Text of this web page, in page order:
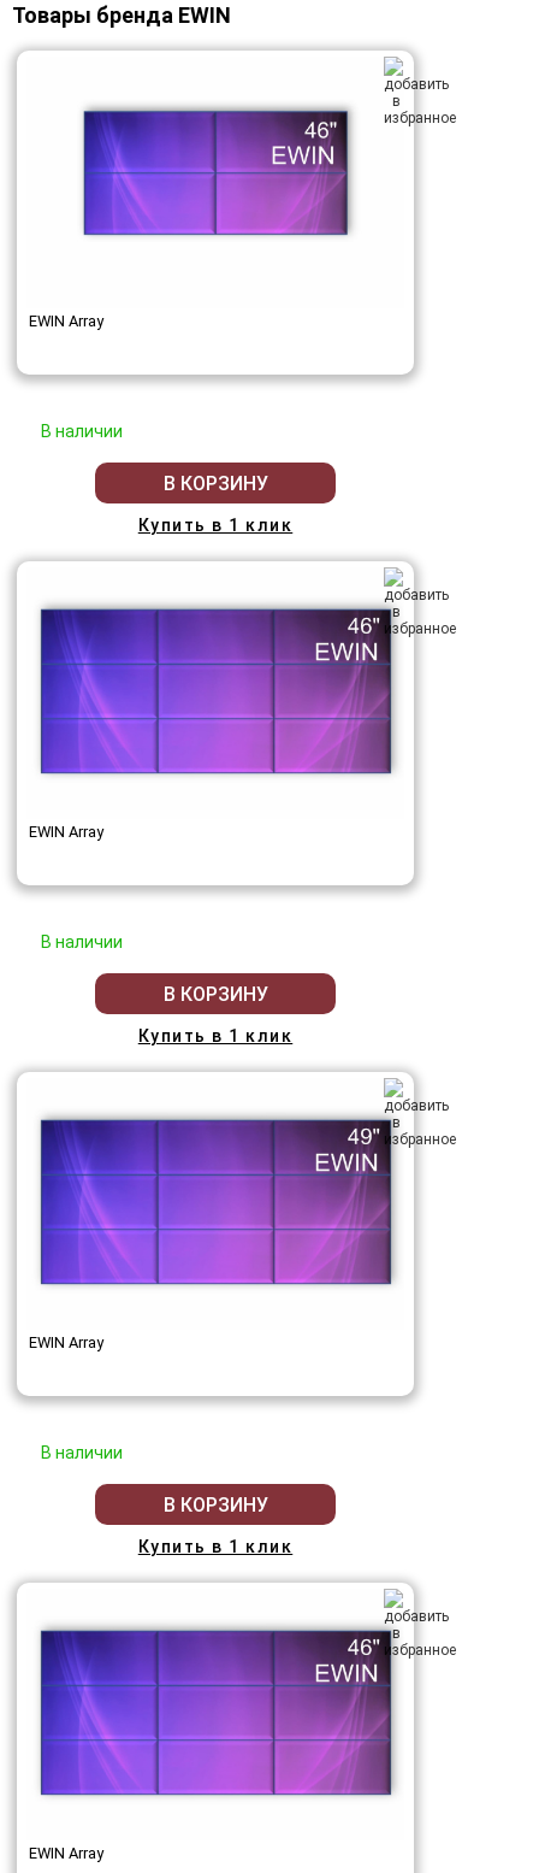
Товары бренда EWIN
EWIN Array
В наличии
В КОРЗИНУ
Купить в 1 клик
EWIN Array
В наличии
В КОРЗИНУ
Купить в 1 клик
EWIN Array
В наличии
В КОРЗИНУ
Купить в 1 клик
EWIN Array